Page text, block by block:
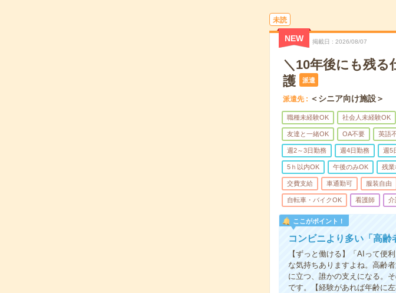
未読
NEW 掲載日 2026/08/07
＼10年後にも残る
護
派遣
派遣先 ＜シニア向け施設＞
職種未経験OK 社会人未経験OK
友達と一緒OK OA不要 英語
週2～3日勤務 週4日勤務 週5
5ｈ以内OK 午後のみOK 残業
交費支給 車通勤可 服装自由
自転車・バイクOK 看護師 介
ここがポイント！
コンビニより多い「高齢
【ずっと働ける】「AIって便
な気持ちありますよね。高齢
に立つ、誰かの支えになる。
です。【経験があれば年齢に